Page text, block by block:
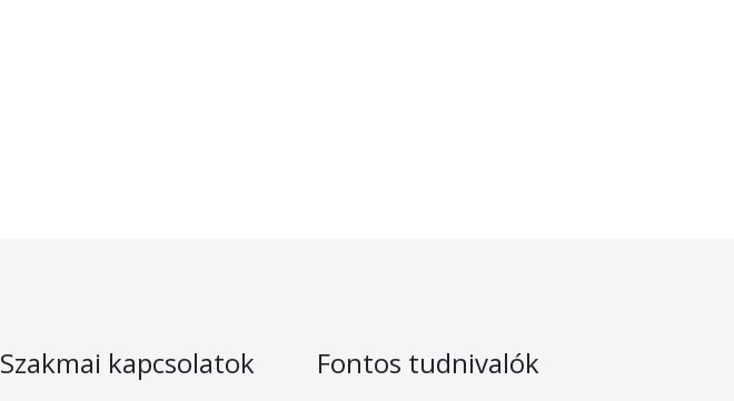
Szakmai kapcsolatok Fontos tudnivalók